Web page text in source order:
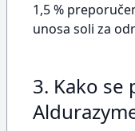
1,5 %
unosa soli za
3. Kako